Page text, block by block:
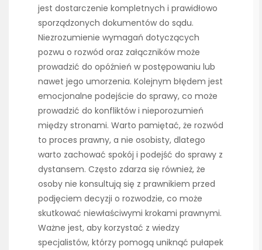
jest dostarczenie kompletnych i prawidłowo
sporządzonych dokumentów do sądu.
Niezrozumienie wymagań dotyczących
pozwu o rozwód oraz załączników może
prowadzić do opóźnień w postępowaniu lub
nawet jego umorzenia. Kolejnym błędem jest
emocjonalne podejście do sprawy, co może
prowadzić do konfliktów i nieporozumień
między stronami. Warto pamiętać, że rozwód
to proces prawny, a nie osobisty, dlatego
warto zachować spokój i podejść do sprawy z
dystansem. Często zdarza się również, że
osoby nie konsultują się z prawnikiem przed
podjęciem decyzji o rozwodzie, co może
skutkować niewłaściwymi krokami prawnymi.
Ważne jest, aby korzystać z wiedzy
specjalistów, którzy pomogą uniknąć pułapek